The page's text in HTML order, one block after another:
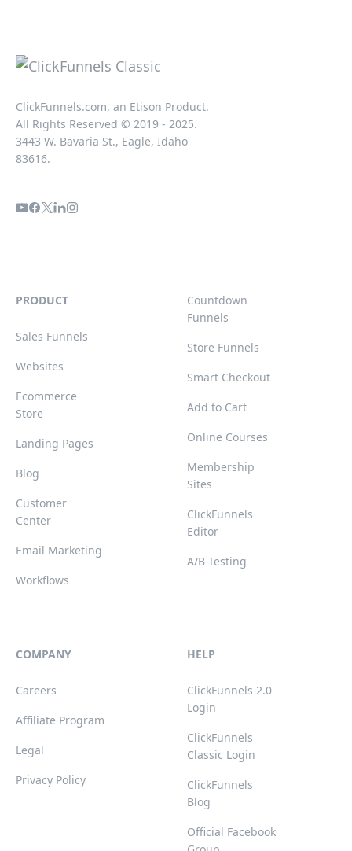
ClickFunnels.com, an Etison Product.
All Rights Reserved © 2019 - 2025.
3443 W. Bavaria St., Eagle, Idaho
83616.
PRODUCT
Sales Funnels
Websites
Ecommerce
Store
Landing Pages
Blog
Customer
Center
Email Marketing
Workflows
Countdown
Funnels
Store Funnels
Smart Checkout
Add to Cart
Online Courses
Membership
Sites
ClickFunnels
Editor
A/B Testing
COMPANY
Careers
Affiliate Program
Legal
Privacy Policy
HELP
ClickFunnels 2.0
Login
ClickFunnels
Classic Login
ClickFunnels
Blog
Official Facebook